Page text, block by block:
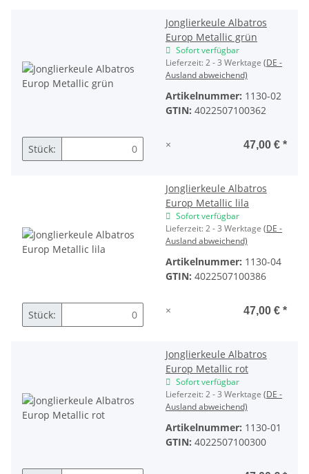
Jonglierkeule Albatros
Europ Metallic grün
Sofort verfügbar
Lieferzeit:2 - 3 Werktage (DE -
Ausland abweichend)
Artikelnummer: 1130-02
GTIN: 4022507100362
Stück: × 47,00 € *
Jonglierkeule Albatros
Europ Metallic lila
Sofort verfügbar
Lieferzeit:2 - 3 Werktage (DE -
Ausland abweichend)
Artikelnummer: 1130-04
GTIN: 4022507100386
Stück: × 47,00 € *
Jonglierkeule Albatros
Europ Metallic rot
Sofort verfügbar
Lieferzeit:2 - 3 Werktage (DE -
Ausland abweichend)
Artikelnummer: 1130-01
GTIN: 4022507100300